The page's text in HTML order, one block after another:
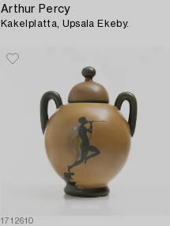
Arthur Percy
Kakelplatta, Upsala Ekeby.
1712610